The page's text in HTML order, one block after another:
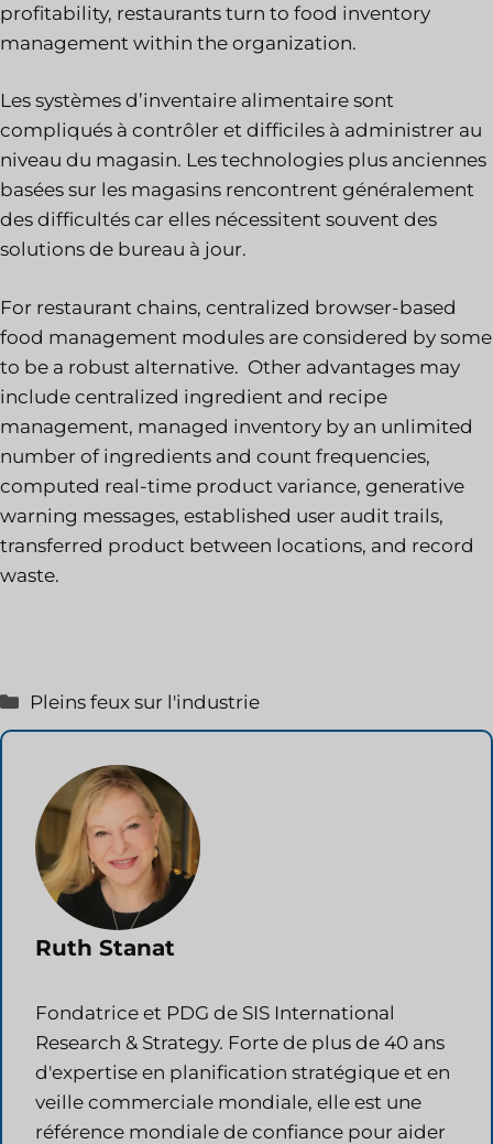
profitability, restaurants turn to food inventory
management within the organization.
Les systèmes d’inventaire alimentaire sont
compliqués à contrôler et difficiles à administrer au
niveau du magasin. Les technologies plus anciennes
basées sur les magasins rencontrent généralement
des difficultés car elles nécessitent souvent des
solutions de bureau à jour.
For restaurant chains, centralized browser-based
food management modules are considered by some
to be a robust alternative. Other advantages may
include centralized ingredient and recipe
management, managed inventory by an unlimited
number of ingredients and count frequencies,
computed real-time product variance, generative
warning messages, established user audit trails,
transferred product between locations, and record
waste.
Catégories
Pleins feux sur l'industrie
Ruth Stanat
Fondatrice et PDG de SIS International
Research & Strategy. Forte de plus de 40 ans
d'expertise en planification stratégique et en
veille commerciale mondiale, elle est une
référence mondiale de confiance pour aider